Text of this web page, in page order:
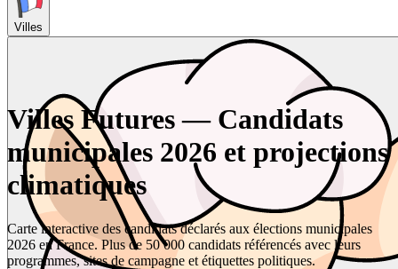
Villes
Villes Futures — Candidats
municipales 2026 et projections
climatiques
Carte interactive des candidats déclarés aux élections municipales
2026 en France. Plus de 50 000 candidats référencés avec leurs
programmes, sites de campagne et étiquettes politiques.